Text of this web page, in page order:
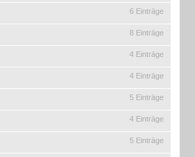
6 Einträge
8 Einträge
4 Einträge
4 Einträge
5 Einträge
4 Einträge
5 Einträge